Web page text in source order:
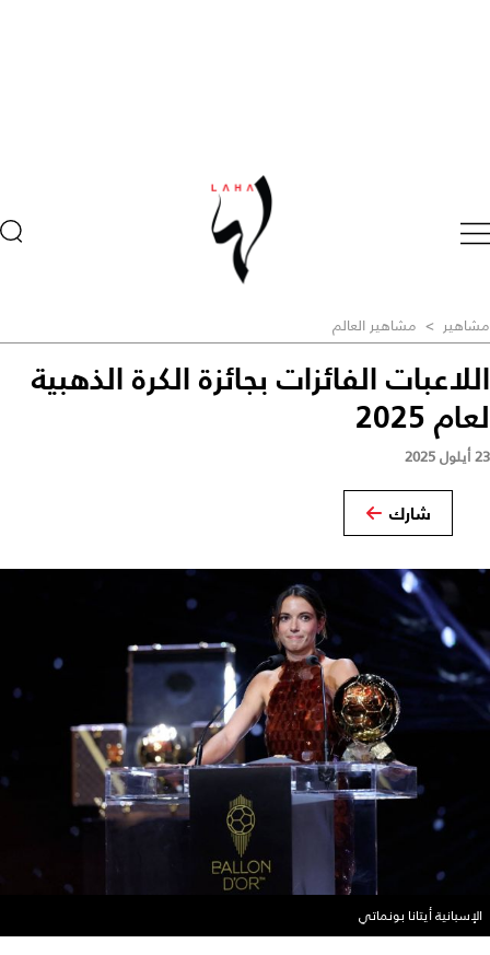
مشاهير > مشاهير العالم
اللاعبات الفائزات بجائزة الكرة الذهبية
لعام 2025
23 أيلول 2025
شارك
الإسبانية أيتانا بونماتي